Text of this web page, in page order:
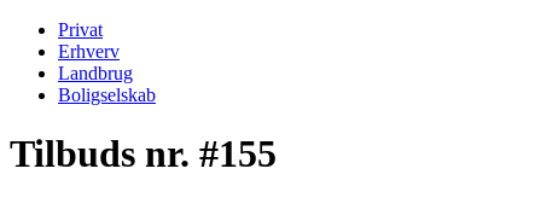
Privat
Erhverv
Landbrug
Boligselskab
Tilbuds nr. #155